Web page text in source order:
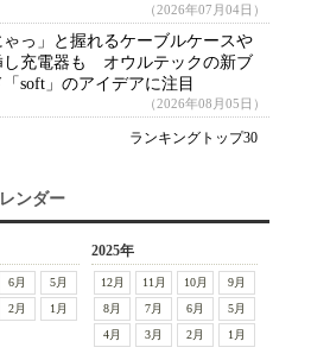
（2026年07月04日）
ゃっ」と握れるケーブルケースや
し充電器も オウルテックの新ブ
soft」のアイデアに注目
（2026年08月05日）
ランキングトップ30
ンダー
6月
5月
2月 1月
2025年
12月 11月 10月
9月
8月
7月 6月
5月
4月
3月 2月 1月